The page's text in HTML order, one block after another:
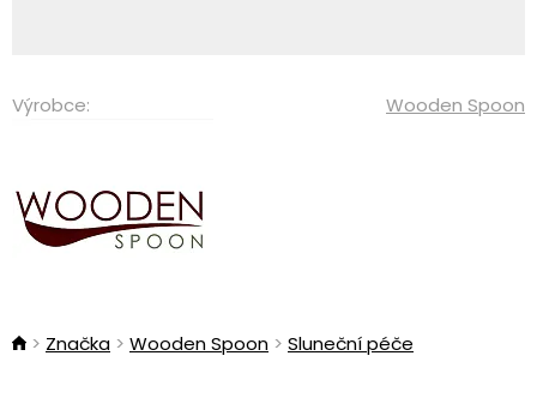
Výrobce: Wooden Spoon
Značka Wooden Spoon Sluneční péče